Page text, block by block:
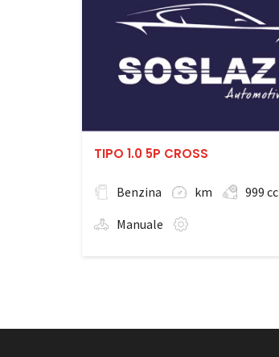
TIPO 1.0 5P CROSS
Benzina km
999 cc
Manuale